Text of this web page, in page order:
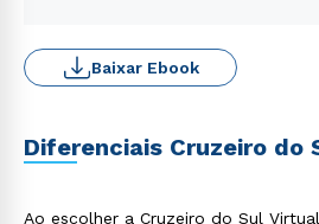
Baixar Ebook
Diferenciais Cruzeiro do
Ao escolher a Cruzeiro do Sul